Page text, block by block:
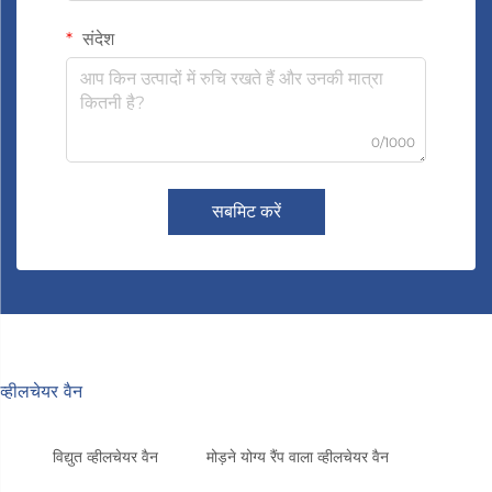
संदेश
0/1000
सबमिट करें
व्हीलचेयर वैन
विद्युत व्हीलचेयर वैन मोड़ने योग्य रैंप वाला व्हीलचेयर वैन